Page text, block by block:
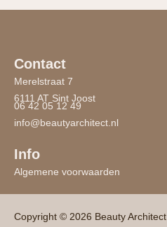
Contact
Merelstraat 7
6111 AT Sint Joost
06 42 05 12 49
info@beautyarchitect.nl
Info
Algemene voorwaarden
Copyright © 2026 Beauty Architect